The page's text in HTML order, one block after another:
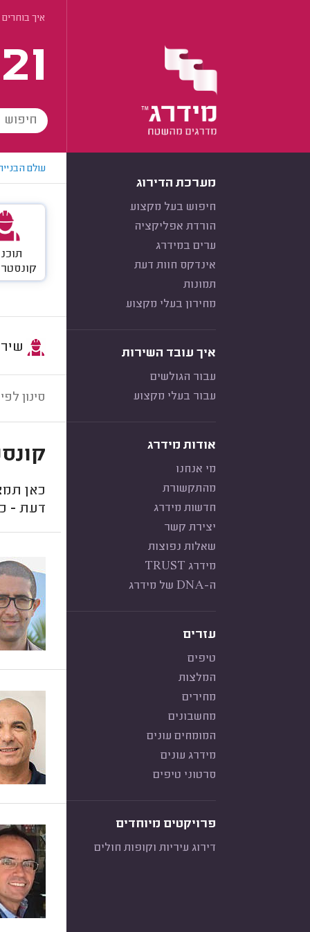
איך
מערכת הדירוג
חיפוש בעל מקצוע
הורדת אפליקציה
ערים במידרג
אינדקס חוות דעת
תמונות
מחירון בעלי מקצוע
איך עובד השירות
עבור הגולשים
עבור בעלי מקצוע
אודות מידרג
מי אנחנו
מהתקשורת
חדשות מידרג
יצירת קשר
שאלות נפוצות
מידרג TRUST
ה-DNA של מידרג
עזרים
טיפים
המלצות
מחירים
מחשבונים
המומחים עונים
מידרג עונים
סרטוני טיפים
פרויקטים מיוחדים
דירוג עיריות וקופות חולים
עולם
סינון
כאן
דעת -